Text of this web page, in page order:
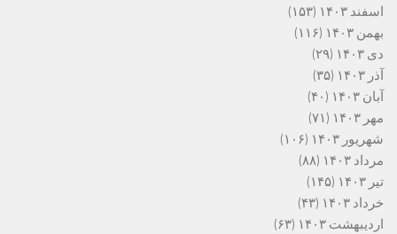
اسفند ۱۴۰۳
(۱۵۳)
بهمن ۱۴۰۳
(۱۱۶)
دی ۱۴۰۳
(۲۹)
آذر ۱۴۰۳
(۳۵)
آبان ۱۴۰۳
(۴۰)
مهر ۱۴۰۳
(۷۱)
شهریور ۱۴۰۳
(۱۰۶)
مرداد ۱۴۰۳
(۸۸)
تیر ۱۴۰۳
(۱۴۵)
خرداد ۱۴۰۳
(۴۳)
اردیبهشت ۱۴۰۳
(۶۳)